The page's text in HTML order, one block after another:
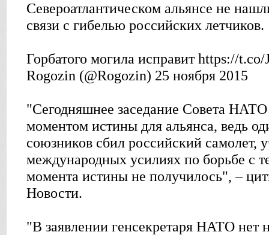
Североатлантическом альянсе не
связи с гибелью российских летчиков.
Горбатого могила исправит https://
Rogozin (@Rogozin) 25 ноября 2015
"Сегодняшнее заседание Совета НАТО
моментом истины для альянса, ведь
союзников сбил российский самолет,
международных усилиях по борьбе с
момента истины не получилось", –
Новости.
"В заявлении генсекретаря НАТО нет